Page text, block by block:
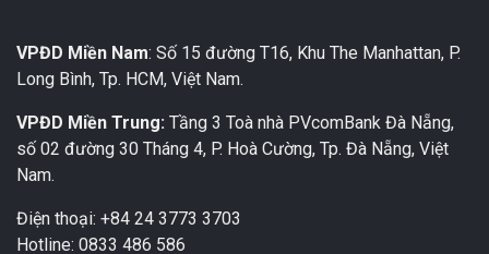
VPĐD Miền Nam: Số 15 đường T16, Khu The Manhattan, P.
Long Bình, Tp. HCM, Việt Nam.
VPĐD Miền Trung: Tầng 3 Toà nhà PVcomBank Đà Nẵng,
số 02 đường 30 Tháng 4, P. Hoà Cường, Tp. Đà Nẵng, Việt
Nam.
Điện thoại: +84 24 3773 3703
Hotline: 0833 486 586